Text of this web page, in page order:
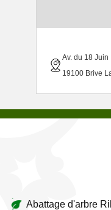
Av. du 18 Juin
19100 Brive
Abattage d'arbre